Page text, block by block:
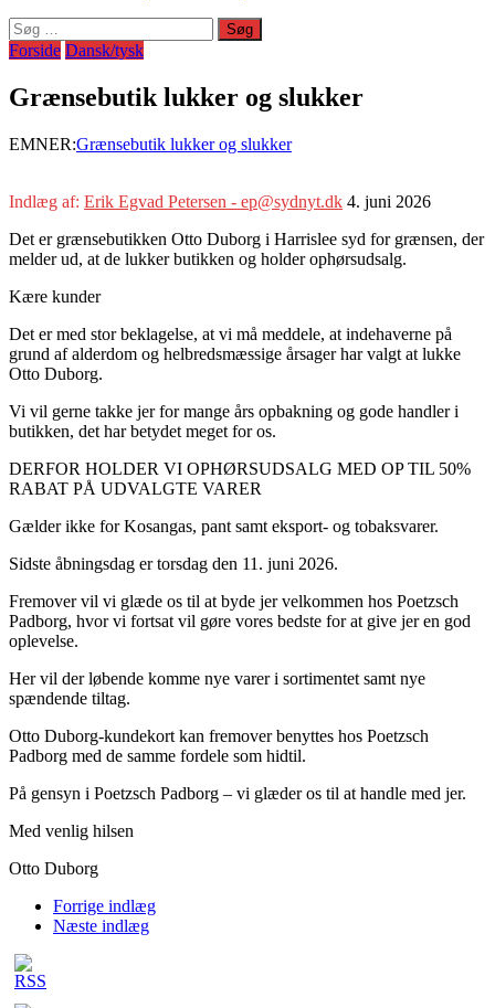
Søg
efter:
Forside Dansk/tysk
Grænsebutik lukker og slukker
EMNER:Grænsebutik lukker og slukker
Indlæg af: Erik Egvad Petersen - ep@sydnyt.dk 4. juni 2026
Det er grænsebutikken Otto Duborg i Harrislee syd for grænsen, der
melder ud, at de lukker butikken og holder ophørsudsalg.
Kære kunder
Det er med stor beklagelse, at vi må meddele, at indehaverne på
grund af alderdom og helbredsmæssige årsager har valgt at lukke
Otto Duborg.
Vi vil gerne takke jer for mange års opbakning og gode handler i
butikken, det har betydet meget for os.
DERFOR HOLDER VI OPHØRSUDSALG MED OP TIL 50%
RABAT PÅ UDVALGTE VARER
Gælder ikke for Kosangas, pant samt eksport- og tobaksvarer.
Sidste åbningsdag er torsdag den 11. juni 2026.
Fremover vil vi glæde os til at byde jer velkommen hos Poetzsch
Padborg, hvor vi fortsat vil gøre vores bedste for at give jer en god
oplevelse.
Her vil der løbende komme nye varer i sortimentet samt nye
spændende tiltag.
Otto Duborg-kundekort kan fremover benyttes hos Poetzsch
Padborg med de samme fordele som hidtil.
På gensyn i Poetzsch Padborg – vi glæder os til at handle med jer.
Med venlig hilsen
Otto Duborg
Forrige indlæg
Næste indlæg